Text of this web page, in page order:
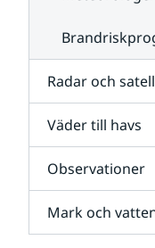
Radar och
Väder till havs
Observationer
Mark och